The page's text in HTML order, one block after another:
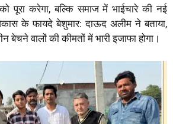
पूरा करेगा, बल्कि समाज में भाईचारे की नई
के फायदे बेशुमार: दाऊद अलीम ने बताया,
वालों की कीमतों में भारी इजाफा होगा।